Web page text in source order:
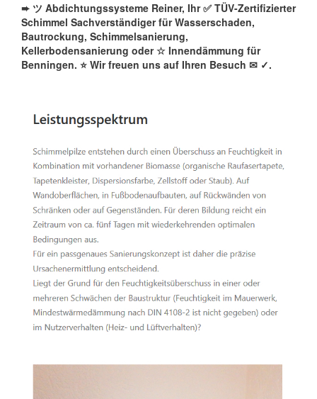
➨ ツ Abdichtungssysteme Reiner, Ihr ✅ TÜV-Zertifizierter
Schimmel Sachverständiger für Wasserschaden,
Bautrockung, Schimmelsanierung,
Kellerbodensanierung oder ☆ Innendämmung für
Benningen. ⭐ Wir freuen uns auf Ihren Besuch ✉ ✓️.